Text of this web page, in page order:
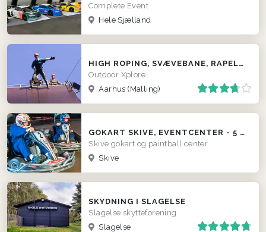
Complete Event
Hele Sjælland
HIGH ROPING, SVÆVEBANE, RAPELLING, KLATRING M.M.
Outdoor Xplore
Aarhus (Malling)
GOKART SKIVE, EVENTCENTER - 5 KAMP I SKOVHUGGERLAND, BUESKYDNING M.M.
Skive gokart og paintball center
Skive
SKYDNING I SLAGELSE
Slagelse skytteforening
Slagelse